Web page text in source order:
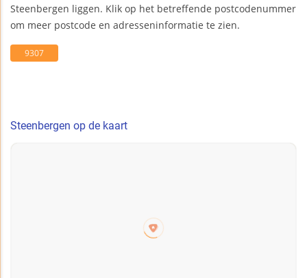
Steenbergen liggen. Klik op het betreffende postcodenummer
om meer postcode en adresseninformatie te zien.
9307
Steenbergen op de kaart